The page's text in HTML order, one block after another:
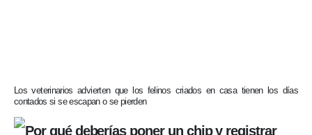
Los veterinarios advierten que los felinos criados en casa tienen los días
contados si se escapan o se pierden